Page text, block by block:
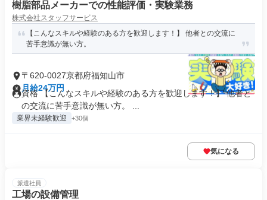
樹脂部品メーカーでの性能評価・実験業務
株式会社スタッフサービス
【こんなスキルや経験のある方を歓迎します！】 他者との交流に
苦手意識が無い方。
〒620-0027京都府福知山市
月給24万円
資格 【こんなスキルや経験のある方を歓迎します！】 他者と
の交流に苦手意識が無い方。 ...
業界未経験歓迎 +30個
気になる
派遣社員
工場の設備管理